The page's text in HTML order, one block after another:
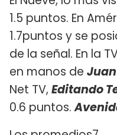
1.5 puntos. En
1.7puntos y se
de la señal. En la
en manos de
Net TV, Editando
0.6 puntos.